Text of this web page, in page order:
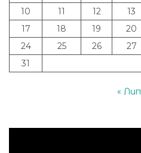
10
11 12 13
17
18 19 20
24
25 26 27
31
« Лип